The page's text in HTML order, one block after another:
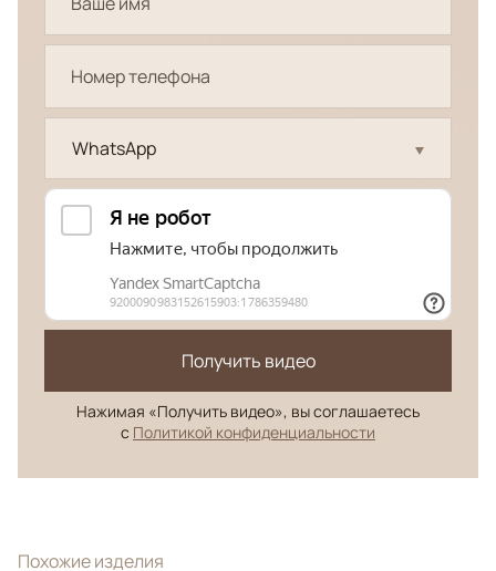
WhatsApp
Получить видео
Нажимая «Получить видео», вы соглашаетесь
с Политикой конфиденциальности
Похожие изделия